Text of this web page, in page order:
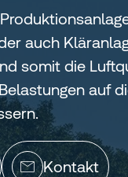
auch
somit die
auf
Kontakt